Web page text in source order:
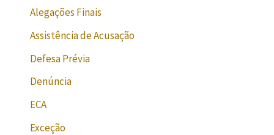
Alegações Finais
Assistência de Acusação
Defesa Prévia
Denúncia
ECA
Exceção